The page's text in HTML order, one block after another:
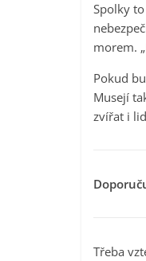
Spolky
morem.
Pokud
Musejí
zvířat i
Třeba